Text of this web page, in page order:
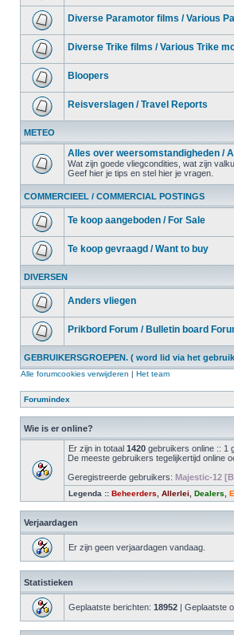
Diverse Paramotor films / Various
Diverse Trike films / Various Trike
Bloopers
Reisverslagen / Travel Reports
METEO
Alles over weersomstandigheden /
Wat zijn goede vliegcondities, wat zijn
Geef hier je tips en stel hier je vragen.
COMMERCIEEL / COMMERCIAL POSTINGS
Te koop aangeboden / For Sale
Te koop gevraagd / Want to buy
DIVERSEN
Anders vliegen
Prikbord Forum / Bulletin board
GEBRUIKERSGROEPEN. ( word lid via het
Alle forumcookies verwijderen | Het team
Forumindex
Wie is er online?
Er zijn in totaal 1420 gebruikers online :: 1
De meeste gebruikers tegelijkertijd online
Geregistreerde gebruikers: Majestic-12
Legenda :: Beheerders Allerlei Dealers
Verjaardagen
Er zijn geen verjaardagen vandaag.
Statistieken
Geplaatste berichten: 18952 | Geplaatste